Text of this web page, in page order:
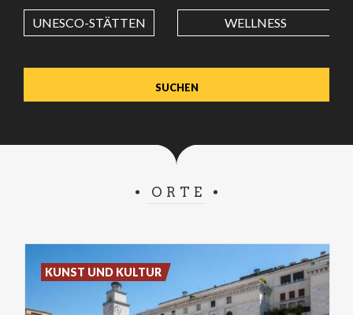
Wert in Dezimalgrad. Punkt (.) als Dezimalzeichen
UNESCO-STÄTTEN WELLNESS
ORTE
KUNST UND KULTUR